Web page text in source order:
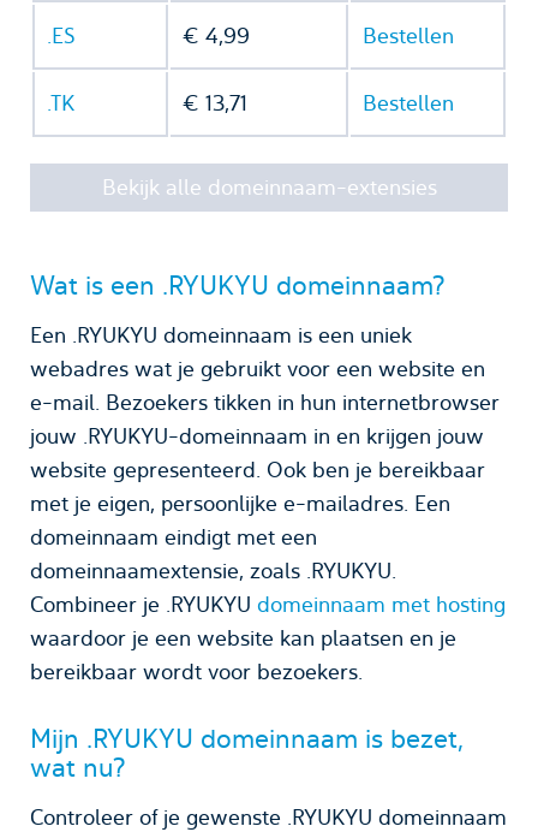
.ES € 4,99 Bestellen
.TK € 13,71 Bestellen
Bekijk alle domeinnaam-extensies
Wat is een .RYUKYU domeinnaam?
Een .RYUKYU domeinnaam is een uniek
webadres wat je gebruikt voor een website en
e-mail. Bezoekers tikken in hun internetbrowser
jouw .RYUKYU-domeinnaam in en krijgen jouw
website gepresenteerd. Ook ben je bereikbaar
met je eigen, persoonlijke e-mailadres. Een
domeinnaam eindigt met een
domeinnaamextensie, zoals .RYUKYU.
Combineer je .RYUKYU domeinnaam met hosting
waardoor je een website kan plaatsen en je
bereikbaar wordt voor bezoekers.
Mijn .RYUKYU domeinnaam is bezet,
wat nu?
Controleer of je gewenste .RYUKYU domeinnaam